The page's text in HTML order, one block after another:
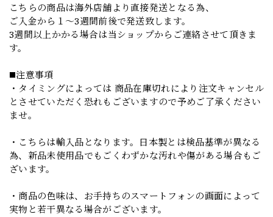
こちらの商品は海外店舗より直接発送となる為、
ご入金から１～3週間前後で発送致します。
3週間以上かかる場合は当ショップからご連絡させて頂きま
す。
◼️注意事項
・タイミングによっては 商品在庫切れにより注文キャンセル
とさせていただく恐れもございますので予めご了承ください
ませ。
・こちらは輸入品となります。日本製とは検品基準が異なる
為、新品未使用品でもごくわずかな汚れや傷がある場合もご
ざいます。
・商品の色味は、お手持ちのスマートフォンの画面によって
実物と若干異なる場合がございます。